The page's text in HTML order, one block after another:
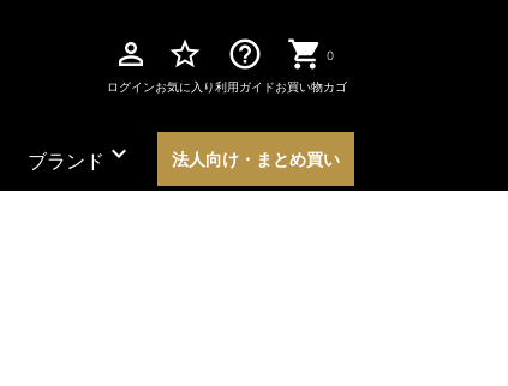
perm_identity
ログイン
star_border
お気に入り
help_outline
利用ガイド
0
お買い物カゴ
ブランド expand_more 法人向け・まとめ買い